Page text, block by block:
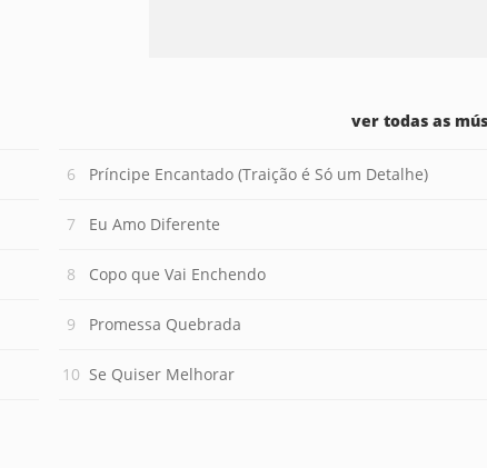
Príncipe Encantado (Traição é Só um Detalhe)
Eu Amo Diferente
Copo que Vai Enchendo
Promessa Quebrada
Se Quiser Melhorar
ver todas as